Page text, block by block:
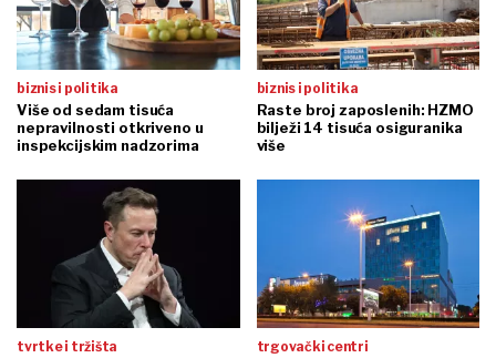
biznis i politika
Više od sedam tisuća
nepravilnosti otkriveno u
inspekcijskim nadzorima
biznis i politika
Raste broj zaposlenih: HZMO
bilježi 14 tisuća osiguranika
više
tvrtke i tržišta trgovački centri